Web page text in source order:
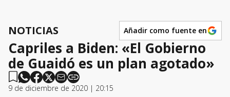
NOTICIAS Añadir como fuente en
Capriles a Biden: «El Gobierno
de Guaidó es un plan agotado»
9 de diciembre de 2020 | 20:15